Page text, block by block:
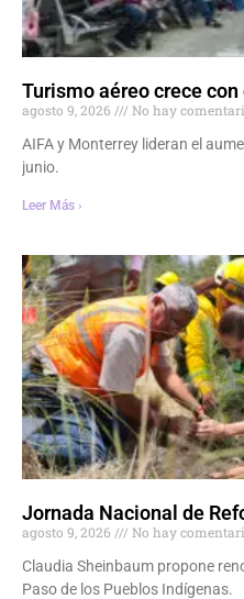
Turismo aéreo crece
agosto 9, 2026
No hay
AIFA y Monterrey lideran el
junio.
Leer Más ›
Jornada Nacional de
agosto 9, 2026
No hay
Claudia Sheinbaum propone
Paso de los Pueblos Indígenas.